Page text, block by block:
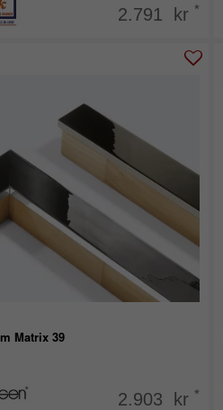
2.791 kr *
Matrix 39
2.903 kr *